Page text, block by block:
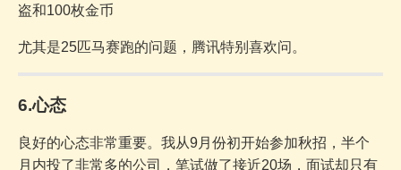
盗和100枚金币
尤其是25匹马赛跑的问题，腾讯特别喜欢问。
6.心态
良好的心态非常重要。我从9月份初开始参加秋招，半个
月内投了非常多的公司，笔试做了接近20场，面试却只有